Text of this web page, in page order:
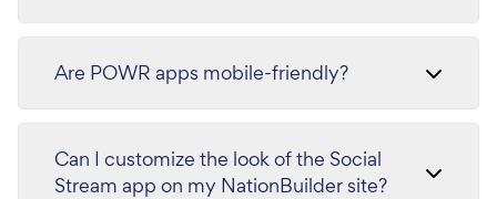
Are POWR apps mobile-friendly?
Can I customize the look of the Social
Stream app on my NationBuilder site?